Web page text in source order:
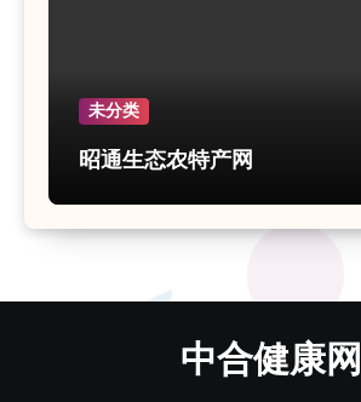
未分类
昭通生态农特产网
中合健康网